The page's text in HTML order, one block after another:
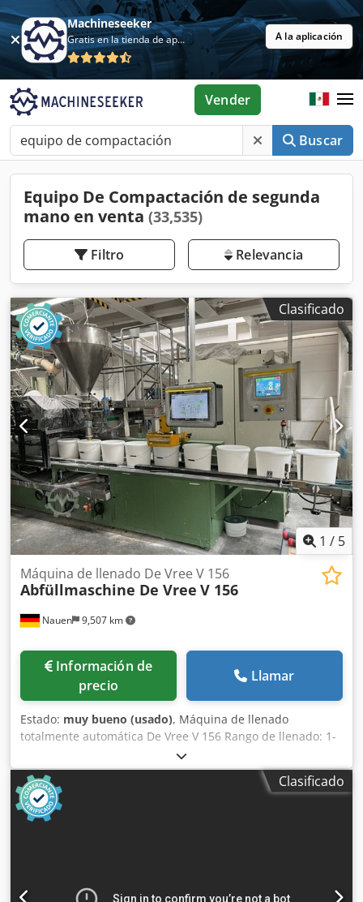
Machineseeker
Gratis en la tienda de aplicaciones A la aplicación
Buscar
Vender
Equipo De Compactación de segunda
mano en venta (33,535)
Filtro Relevancia
Clasificado
1 / 5
Nauen 9,507 km
Máquina de llenado De Vree V 156
Abfüllmaschine De Vree V 156
Información de
precio
Llamar
Estado: muy bueno (usado), Máquina de llenado
totalmente automática De Vree V 156 Rango de llenado: 1-
20 litros Dispositivo automático para colocar tapas
Dispositivo automático para cerrar tapas En excelente
estado, directamente de la línea de producción. Crjdoztc
Sgopfx Ahksf
Clasificado